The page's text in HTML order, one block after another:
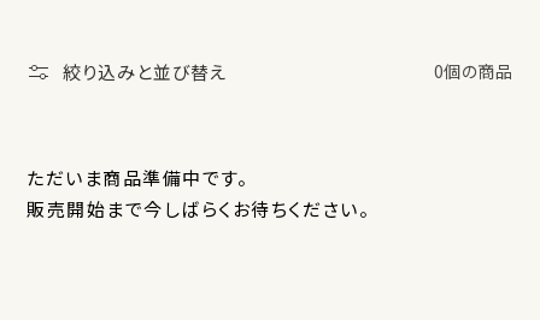
絞り込みと並び替え 0個の商品
ただいま商品準備中です。
販売開始まで今しばらくお待ちください。